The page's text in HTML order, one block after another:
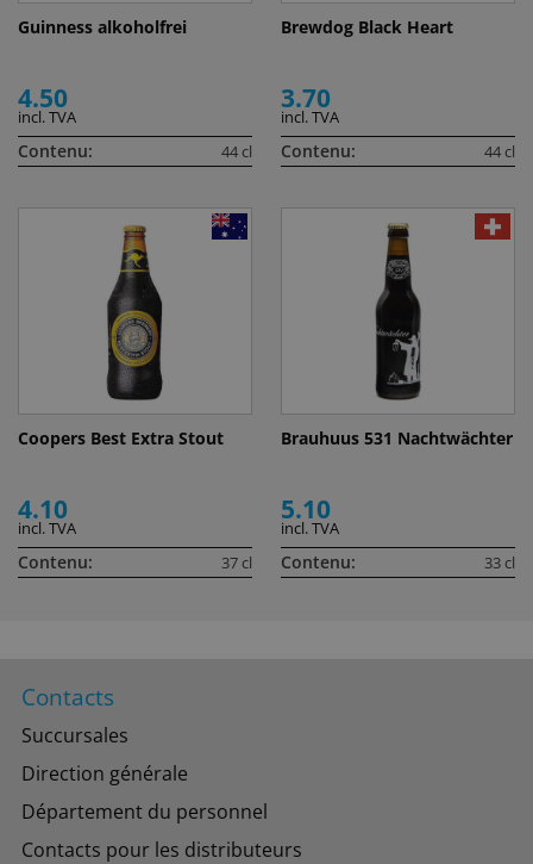
Guinness alkoholfrei
4.50
incl. TVA
Contenu: 44 cl
Brewdog Black Heart
3.70
incl. TVA
Contenu: 44 cl
Coopers Best Extra Stout
4.10
incl. TVA
Contenu: 37 cl
Brauhuus 531 Nachtwächter
5.10
incl. TVA
Contenu: 33 cl
Contacts
Succursales
Direction générale
Département du personnel
Contacts pour les distributeurs